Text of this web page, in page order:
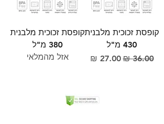
קופסת זכוכית מלבנית
430 מ"ל
מחיר רגיל‏36.00 ‏₪ מחיר מבצע‏27.00 ‏₪
קופסת זכוכית מלבנית
380 מ"ל
אזל מהמלאי